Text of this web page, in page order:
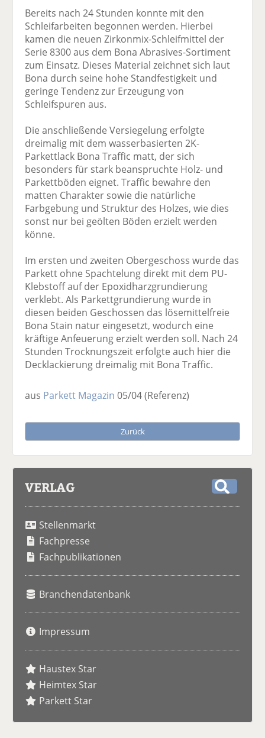
Bereits nach 24 Stunden konnte mit den
Schleifarbeiten begonnen werden. Hierbei
kamen die neuen Zirkonmix-Schleifmittel der
Serie 8300 aus dem Bona Abrasives-Sortiment
zum Einsatz. Dieses Material zeichnet sich laut
Bona durch seine hohe Standfestigkeit und
geringe Tendenz zur Erzeugung von
Schleifspuren aus.
Die anschließende Versiegelung erfolgte
dreimalig mit dem wasserbasierten 2K-
Parkettlack Bona Traffic matt, der sich
besonders für stark beanspruchte Holz- und
Parkettböden eignet. Traffic bewahre den
matten Charakter sowie die natürliche
Farbgebung und Struktur des Holzes, wie dies
sonst nur bei geölten Böden erzielt werden
könne.
Im ersten und zweiten Obergeschoss wurde das
Parkett ohne Spachtelung direkt mit dem PU-
Klebstoff auf der Epoxidharzgrundierung
verklebt. Als Parkettgrundierung wurde in
diesen beiden Geschossen das lösemittelfreie
Bona Stain natur eingesetzt, wodurch eine
kräftige Anfeuerung erzielt werden soll. Nach 24
Stunden Trocknungszeit erfolgte auch hier die
Decklackierung dreimalig mit Bona Traffic.
aus Parkett Magazin 05/04(Referenz)
Zurück
VERLAG
Stellenmarkt
Fachpresse
Fachpublikationen
Branchendatenbank
Impressum
Haustex Star
Heimtex Star
Parkett Star